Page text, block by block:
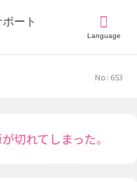
Language
No : 653
切れてしまった。